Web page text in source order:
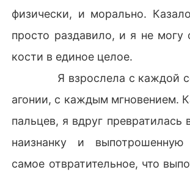
физически, и морально.
просто раздавило, и я не могу
кости в единое целое.
Я взрослела с каждой
агонии, с каждым мгновением.
пальцев, я вдруг превратилась
наизнанку и
самое отвратительное, что